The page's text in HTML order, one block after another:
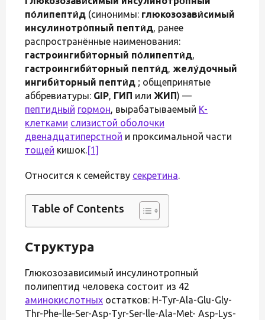
по́липепти́д (синонимы: глюкозозави́симый
инсулинотро́пный пепти́д, ранее
распространённые наименования:
гастроингиби́торный по́липепти́д,
гастроингиби́торный пепти́д, желу́дочный
ингиби́торный пепти́д ; общепринятые
аббревиатуры: GIP, ГИП или ЖИП) —
пептидный гормон, вырабатываемый K-
клетками слизистой оболочки
двенадцатиперстной и проксимальной части
тощей кишок.[1]
Относится к семейству секретина.
Table of Contents
Структура
Глюкозозависимый инсулинотропный
полипептид человека состоит из 42
аминокислотных остатков: H-Tyr-Ala-Glu-Gly-
Thr-Phe-lle-Ser-Asp-Tyr-Ser-lle-Ala-Met- Asp-Lys-